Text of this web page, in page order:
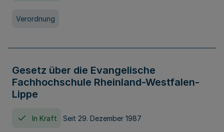
Verordnung
Gesetz über die Evangelische
Fachhochschule Rheinland-Westfalen-
Lippe
In Kraft Seit 29. Dezember 1987